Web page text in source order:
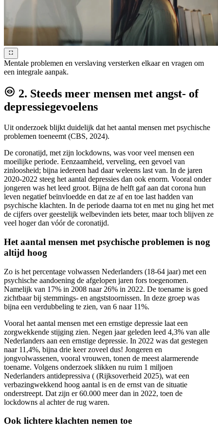
Mentale problemen en verslaving versterken elkaar en vragen om
een integrale aanpak.
2. Steeds meer mensen met angst- of
depressiegevoelens
Uit onderzoek blijkt duidelijk dat het aantal mensen met psychische
problemen toeneemt (CBS, 2024).
De coronatijd, met zijn lockdowns, was voor veel mensen een
moeilijke periode. Eenzaamheid, verveling, een gevoel van
zinloosheid; bijna iedereen had daar weleens last van. In de jaren
2020-2022 steeg het aantal depressies dan ook enorm. Vooral onder
jongeren was het leed groot. Bijna de helft gaf aan dat corona hun
leven negatief beïnvloedde en dat ze af en toe last hadden van
psychische klachten. In de periode daarna tot en met nu ging het met
de cijfers over geestelijk welbevinden iets beter, maar toch blijven ze
veel hoger dan vóór de coronatijd.
Het aantal mensen met psychische problemen is nog
altijd hoog
Zo is het percentage volwassen Nederlanders (18-64 jaar) met een
psychische aandoening de afgelopen jaren fors toegenomen.
Namelijk van 17% in 2008 naar 26% in 2022. De toename is goed
zichtbaar bij stemmings- en angststoornissen. In deze groep was
bijna een verdubbeling te zien, van 6 naar 11%.
Vooral het aantal mensen met een ernstige depressie laat een
zorgwekkende stijging zien. Negen jaar geleden leed 4,3% van alle
Nederlanders aan een ernstige depressie. In 2022 was dat gestegen
naar 11,4%, bijna drie keer zoveel dus! Jongeren en
jongvolwassenen, vooral vrouwen, tonen de meest alarmerende
toename. Volgens onderzoek slikken nu ruim 1 miljoen
Nederlanders antidepressiva ( (Rijksoverheid 2025), wat een
verbazingwekkend hoog aantal is en de ernst van de situatie
onderstreept. Dat zijn er 60.000 meer dan in 2022, toen de
lockdowns al achter de rug waren.
Ook lichtere klachten nemen toe